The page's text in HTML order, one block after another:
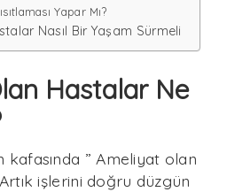
Yapar Mı?
Nasıl Bir Yaşam Sürmeli
Hastalar Ne
kafasında ” Ameliyat olan
işlerini doğru düzgün